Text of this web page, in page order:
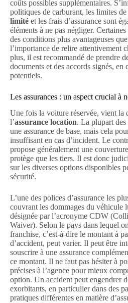
coûts possibles supplémentaires.
politiques de carburant, les limites de
limité et les frais d’assurance sont
éléments à ne pas négliger.
des conditions plus avantageuses que
l’importance de relire attentivement
plus, il est recommandé de prendre
documents et des accords signés, en
potentiels.
Les assurances : un aspect crucial à
Une fois la voiture réservée, vient la
l’assurance location. La plupart
une assurance de base, mais cela
insuffisant en cas d’incident. Le
propose généralement une
protège que les tiers. Il est donc
sur les diverses options disponibles
sécurité.
L’une des polices d’assurance les
couvrant les dommages du véhicule
désignée par l’acronyme CDW
Waiver). Selon le pays dans lequel
franchise, c’est-à-dire le montant à
d’accident, peut varier. Il peut être
souscrire à une assurance
ce montant. Il ne faut pas hésiter à
précises à l’agence pour mieux
option. Un accident peut engendrer
exorbitants, en particulier dans des
pratiques différentes en matière